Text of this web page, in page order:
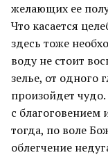
желающих ее
Что касается
здесь тоже
воду не стоит
зелье, от одного
произойдет
с благоговением
тогда, по воле
облегчение